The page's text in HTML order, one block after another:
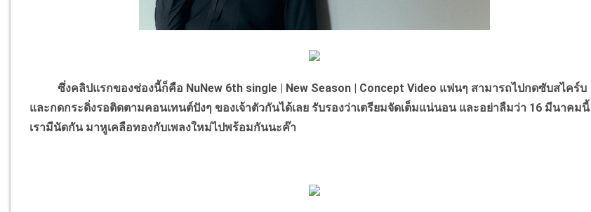
ซึ่งคลิปแรกของช่องนี้ก็คือ NuNew 6th single | New Season | Concept Video แฟนๆ สามารถไปกดซับสไคร์บ
และกดกระดิ่งรอติดตามคอนเทนต์ปังๆ ของเจ้าตัวกันได้เลย รับรองว่าเตรียมจัดเต็มแน่นอน และอย่าลืมว่า 16 มีนาคมนี้
เรามีนัดกัน มาหูเคลือทองกับเพลงใหม่ไปพร้อมกันนะค๊า